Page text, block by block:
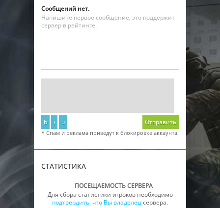
Сообщений нет.
Напишите первое сообщение, это поддержит
сервер в рейтинге.
b i u Отправить
* Спам и реклама приведут к блокировке аккаунта.
СТАТИСТИКА
ПОСЕЩАЕМОСТЬ СЕРВЕРА
Для сбора статистики игроков необходимо
подтвердить, что Вы владелецсервера.